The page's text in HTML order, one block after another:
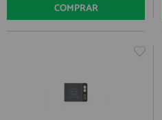
COMPRAR